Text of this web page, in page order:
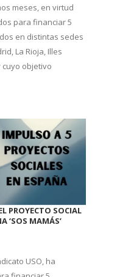
meses, en virtud
para financiar 5
en distintas sedes
La Rioja, Illes
cuyo objetivo
PROYECTO SOCIAL
‘SOS MAMÁS’
USO, ha